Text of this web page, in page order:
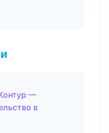
—
в